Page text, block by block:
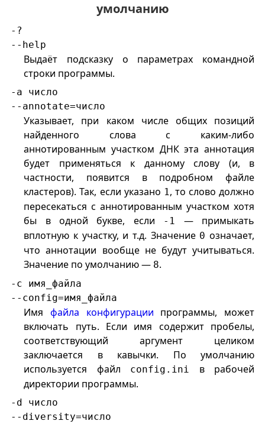
умолчанию
-?
--help
Выдаёт подсказку о параметрах командной
строки программы.
-a число
--annotate=число
Указывает, при каком числе общих позиций
найденного слова с каким-либо
аннотированным участком ДНК эта аннотация
будет применяться к данному слову (и, в
частности, появится в подробном файле
кластеров). Так, если указано 1, то слово должно
пересекаться с аннотированным участком хотя
бы в одной букве, если
-1
— примыкать
вплотную к участку, и т.д. Значение 0 означает,
что аннотации вообще не будут учитываться.
Значение по умолчанию — 8.
-с имя_файла
--config=имя_файла
Имя файла конфигурации программы, может
включать путь. Если имя содержит пробелы,
соответствующий аргумент целиком
заключается в кавычки. По умолчанию
используется файл
config.ini
в рабочей
директории программы.
-d число
--diversity=число